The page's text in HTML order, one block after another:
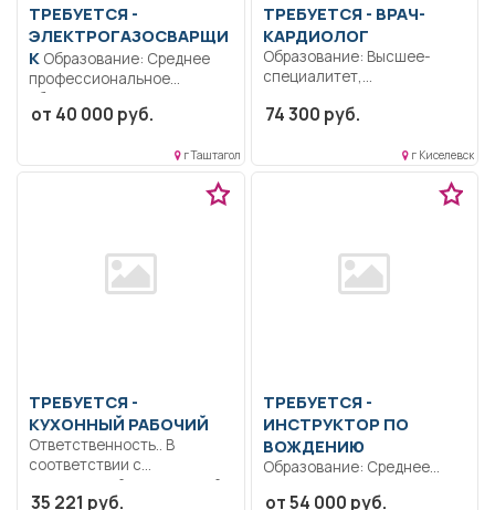
ТРЕБУЕТСЯ -
ЭЛЕКТРОГАЗОСВАРЩИ
К
профессиональное
образование.. Выполнять
ручную дуговую, газовую
от 40 000 руб.
г Таштагол
ТРЕБУЕТСЯ - ВРАЧ-
КАРДИОЛОГ
Образование: Высшее-
специалитет,
Ответственность.
Коммуникабельность..
Выполнение должностных
обязанностей согласно...
74 300 руб.
г Киселевск
ТРЕБУЕТСЯ -
КУХОННЫЙ РАБОЧИЙ
Ответственность.. В
соответствии с
должностной инструкцией,
утвержденной в
35 221 руб.
ТРЕБУЕТСЯ -
ИНСТРУКТОР ПО
ВОЖДЕНИЮ
Образование: Среднее
от 54 000 руб.